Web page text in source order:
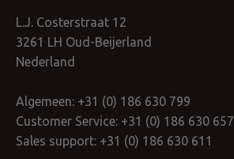
L.J. Costerstraat 12
3261 LH Oud-Beijerland
Nederland
Algemeen: +31 (0) 186 630 799
Customer Service: +31 (0) 186 630 657
Sales support: +31 (0) 186 630 611